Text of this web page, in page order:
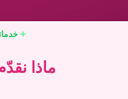
ماذا